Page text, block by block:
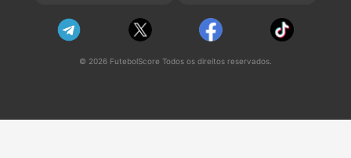
© 2026 FutebolScore Todos os direitos reservados.